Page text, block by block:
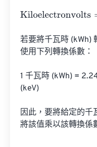
Kiloelectronvolts=
若要將千瓦時 (kWh)
使用下列轉換係數：
1 千瓦時 (kWh) =
(keV)
因此，要將給定的千
將該值乘以該轉換係